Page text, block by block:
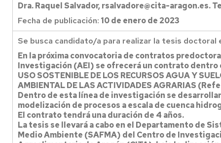
Dra. Raquel Salvador, rsalvadore@cita-aragon.es.
Fecha de publicación: 10 de enero de 2023
Se busca candidato/a para realizar la tesis doctoral
En la próxima convocatoria de contratos
Investigación (AEI) se ofrecerá un contrato dentro
USO SOSTENIBLE DE LOS RECURSOS AGUA Y
AMBIENTAL DE LAS ACTIVIDADES AGRARIAS
Dentro de esta línea de investigación se
modelización de procesos a escala de cuenca
El contrato tendrá una duración de 4 años.
La tesis se llevará a cabo en el Departamento de
Medio Ambiente (SAFMA) del Centro de